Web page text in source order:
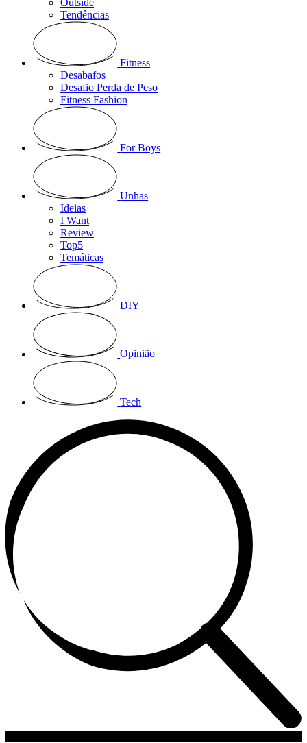
Tendências
Fitness
Desabafos
Desafio Perda de Peso
Fitness Fashion
For Boys
Unhas
Ideias
I Want
Review
Top5
Temáticas
DIY
Opinião
Tech